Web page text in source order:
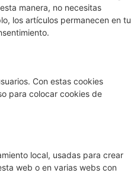
manera, no necesitas
los artículos permanecen en tu
Con estas cookies
para colocar cookies de
local, usadas para crear
web o en varias webs con